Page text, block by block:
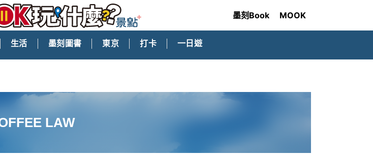
墨刻Book MOOK
生活 墨刻圖書 東京 打卡 一日遊
LAW